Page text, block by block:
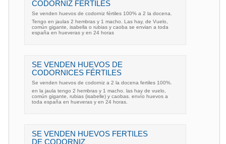
CODORNIZ FÉRTILES
Se venden huevos de codorniz fértiles 100% a 2 la docena.
Tengo en jaulas 2 hembras y 1 macho. Las hay, de Vuelo,
común gigante, isabella o rubias y caoba se envian a toda
españa en hueveras y en 24 horas
SE VENDEN HUEVOS DE
CODORNICES FÉRTILES
Se venden huevos de codorniz a 2 la docena fertiles 100%.
en la jaula tengo 2 hembras y 1 macho. las hay de vuelo,
común gigante, rubias (isabelle) y caobas. envío huevos a
toda españa en hueveras y en 24 horas.
SE VENDEN HUEVOS FERTILES
DE CODORNIZ